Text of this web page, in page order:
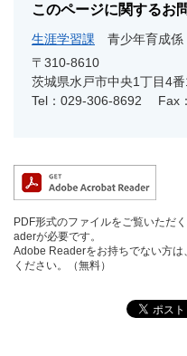
このページに関するお
生涯学習課
青少年育成係
〒310-8610
茨城県水戸市中央1丁目4
Tel：029-306-8692
Fax
PDF形式のファイルをご覧いただ
aderが必要です。
Adobe Readerをお持ちでない方
ください。（無料）